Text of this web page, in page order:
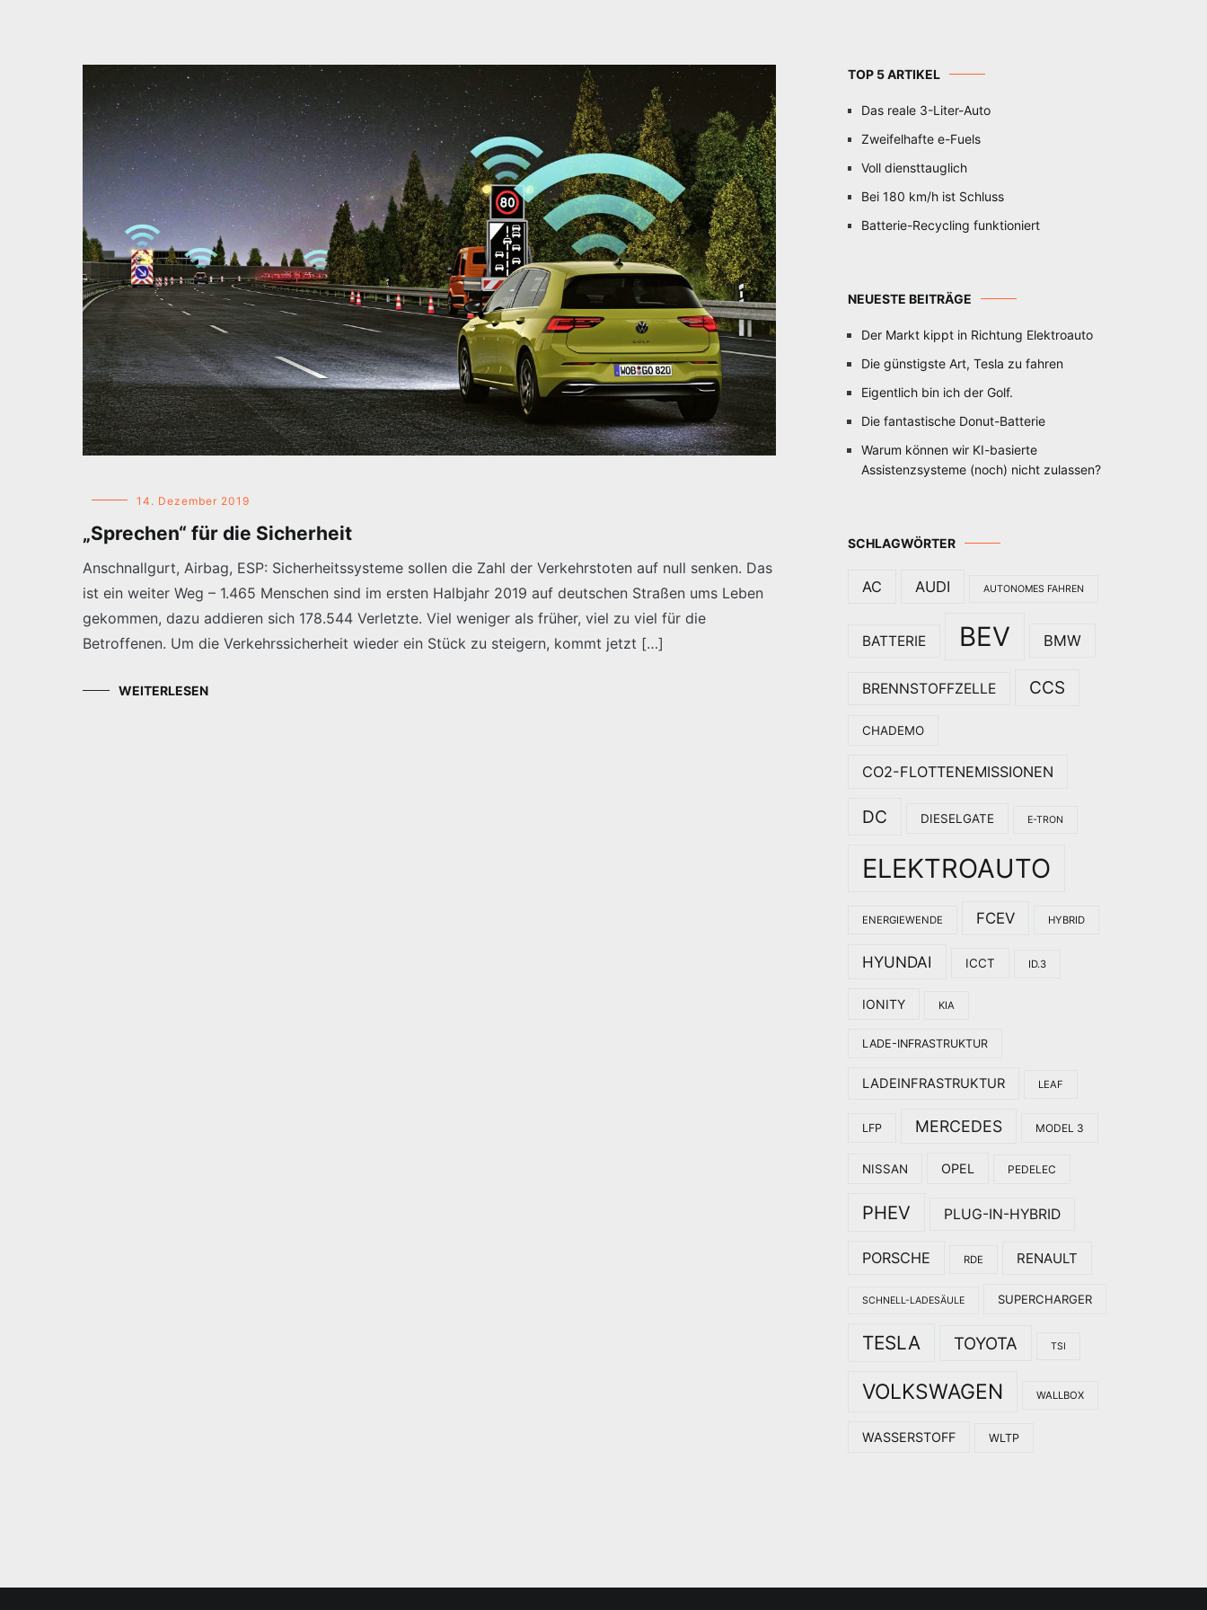
14. Dezember 2019
„Sprechen“ für die Sicherheit
Anschnallgurt, Airbag, ESP: Sicherheitssysteme sollen die Zahl der Verkehrstoten auf null senken. Das
ist ein weiter Weg – 1.465 Menschen sind im ersten Halbjahr 2019 auf deutschen Straßen ums Leben
gekommen, dazu addieren sich 178.544 Verletzte. Viel weniger als früher, viel zu viel für die
Betroffenen. Um die Verkehrssicherheit wieder ein Stück zu steigern, kommt jetzt […]
WEITERLESEN
TOP 5 ARTIKEL
Das reale 3-Liter-Auto
Zweifelhafte e-Fuels
Voll diensttauglich
Bei 180 km/h ist Schluss
Batterie-Recycling funktioniert
NEUESTE BEITRÄGE
Der Markt kippt in Richtung Elektroauto
Die günstigste Art, Tesla zu fahren
Eigentlich bin ich der Golf.
Die fantastische Donut-Batterie
Warum können wir KI-basierte
Assistenzsysteme (noch) nicht zulassen?
SCHLAGWÖRTER
AC AUDI AUTONOMES FAHREN
BATTERIE BEV BMW
BRENNSTOFFZELLE CCS
CHADEMO
CO2-FLOTTENEMISSIONEN
DC DIESELGATE E-TRON
ELEKTROAUTO
ENERGIEWENDE FCEV HYBRID
HYUNDAI ICCT ID.3
IONITY KIA
LADE-INFRASTRUKTUR
LADEINFRASTRUKTUR LEAF
LFP MERCEDES MODEL 3
NISSAN OPEL PEDELEC
PHEV PLUG-IN-HYBRID
PORSCHE RDE RENAULT
SCHNELL-LADESÄULE SUPERCHARGER
TESLA TOYOTA TSI
VOLKSWAGEN WALLBOX
WASSERSTOFF WLTP